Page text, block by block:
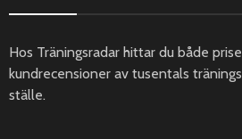
Hos Träningsradar hittar du både
kundrecensioner av tusentals
ställe.